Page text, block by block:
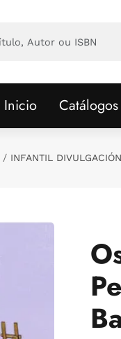
Inicio Catálogos
INFANTIL DIVULGACIÓN